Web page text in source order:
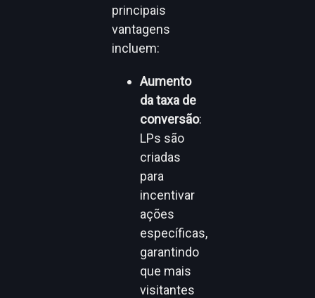
principais
vantagens
incluem:
Aumento
da taxa de
conversão:
LPs são
criadas
para
incentivar
ações
específicas,
garantindo
que mais
visitantes